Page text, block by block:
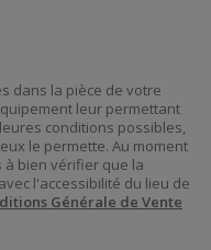
dans la pièce de votre
leur permettant
conditions possibles,
le permette. Au moment
à bien vérifier que la
l'accessibilité du lieu de
Générale de Vente